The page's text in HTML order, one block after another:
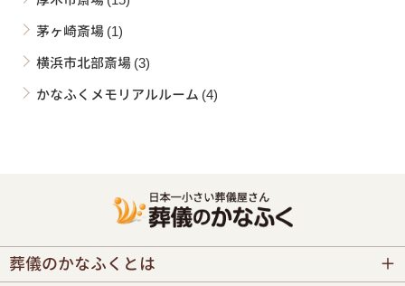
茅ヶ崎斎場(1)
横浜市北部斎場(3)
かなふくメモリアルルーム (4)
葬儀のかなふくとは